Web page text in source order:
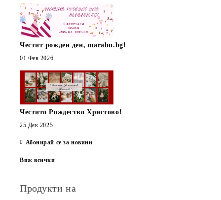
Честит рожден ден, marabu.bg!
01 Фев 2026
Честито Рождество Христово!
25 Дек 2025
Абонирай се за новини
Виж всички
Продукти на